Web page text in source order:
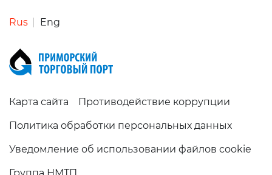
Rus Eng
Карта сайта Противодействие коррупции
Политика обработки персональных данных
Уведомление об использовании файлов cookie